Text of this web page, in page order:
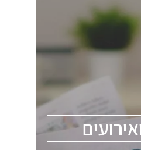
מומחים מקצועיים
ChipEx2026 will be